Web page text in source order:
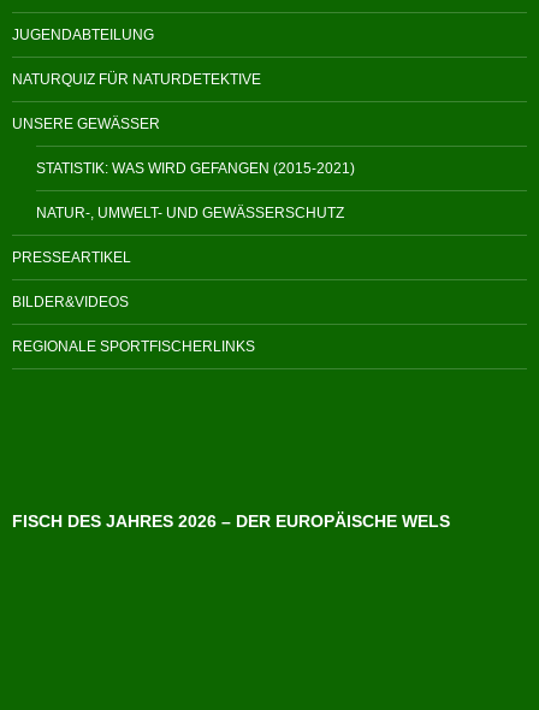
JUGENDABTEILUNG
NATURQUIZ FÜR NATURDETEKTIVE
UNSERE GEWÄSSER
STATISTIK: WAS WIRD GEFANGEN (2015-2021)
NATUR-, UMWELT- UND GEWÄSSERSCHUTZ
PRESSEARTIKEL
BILDER&VIDEOS
REGIONALE SPORTFISCHERLINKS
FISCH DES JAHRES 2026 – DER EUROPÄISCHE WELS